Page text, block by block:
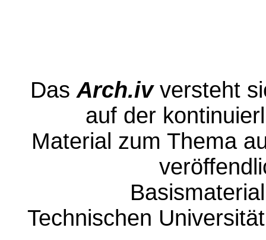
Das Arch.iv versteht
auf der
Material zum Thema
Technischen